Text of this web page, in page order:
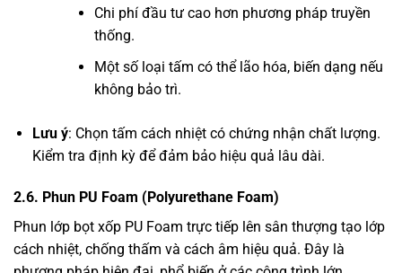
Chi phí đầu tư cao hơn phương pháp truyền
thống.
Một số loại tấm có thể lão hóa, biến dạng nếu
không bảo trì.
Lưu ý: Chọn tấm cách nhiệt có chứng nhận chất lượng.
Kiểm tra định kỳ để đảm bảo hiệu quả lâu dài.
2.6. Phun PU Foam (Polyurethane Foam)
Phun lớp bọt xốp PU Foam trực tiếp lên sân thượng tạo lớp
cách nhiệt, chống thấm và cách âm hiệu quả. Đây là